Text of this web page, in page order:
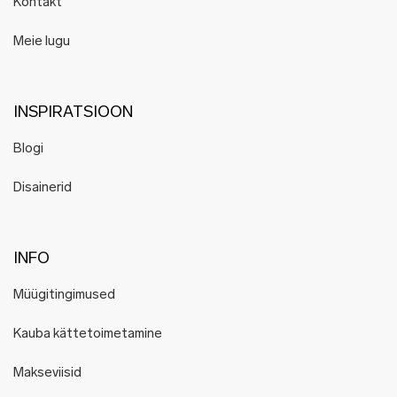
Kontakt
Meie lugu
INSPIRATSIOON
Blogi
Disainerid
INFO
Müügitingimused
Kauba kättetoimetamine
Makseviisid